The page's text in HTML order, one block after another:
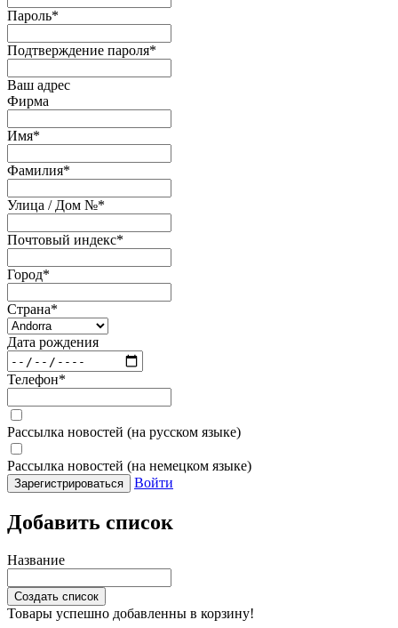
Пароль*
Подтверждение пароля*
Ваш адрес
Фирма
Имя*
Фамилия*
Улица / Дом №*
Почтовый индекс*
Город*
Страна*
Дата рождения
Телефон*
Рассылка новостей (на русском языке)
Рассылка новостей (на немецком языке)
Зарегистрироваться Войти
Добавить список
Название
Создать список
Товары успешно добавленны в корзину!